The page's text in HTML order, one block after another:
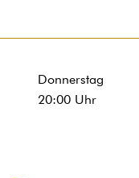
Donnerstag
20:00Uhr